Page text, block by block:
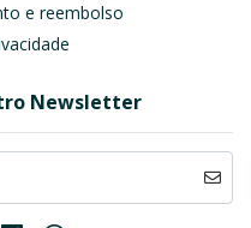
e reembolso
Newsletter